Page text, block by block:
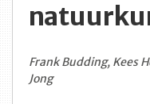
Frank Budding, Kees
Jong